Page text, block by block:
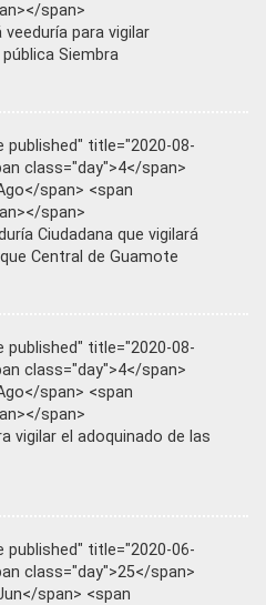
span>
para vigilar
Siembra
title="2020-08-
class="day">4</span>
span> <span
span>
Ciudadana que vigilará
Central de Guamote
title="2020-08-
class="day">4</span>
span> <span
span>
vigilar el adoquinado de las
title="2020-06-
class="day">25</span>
span> <span